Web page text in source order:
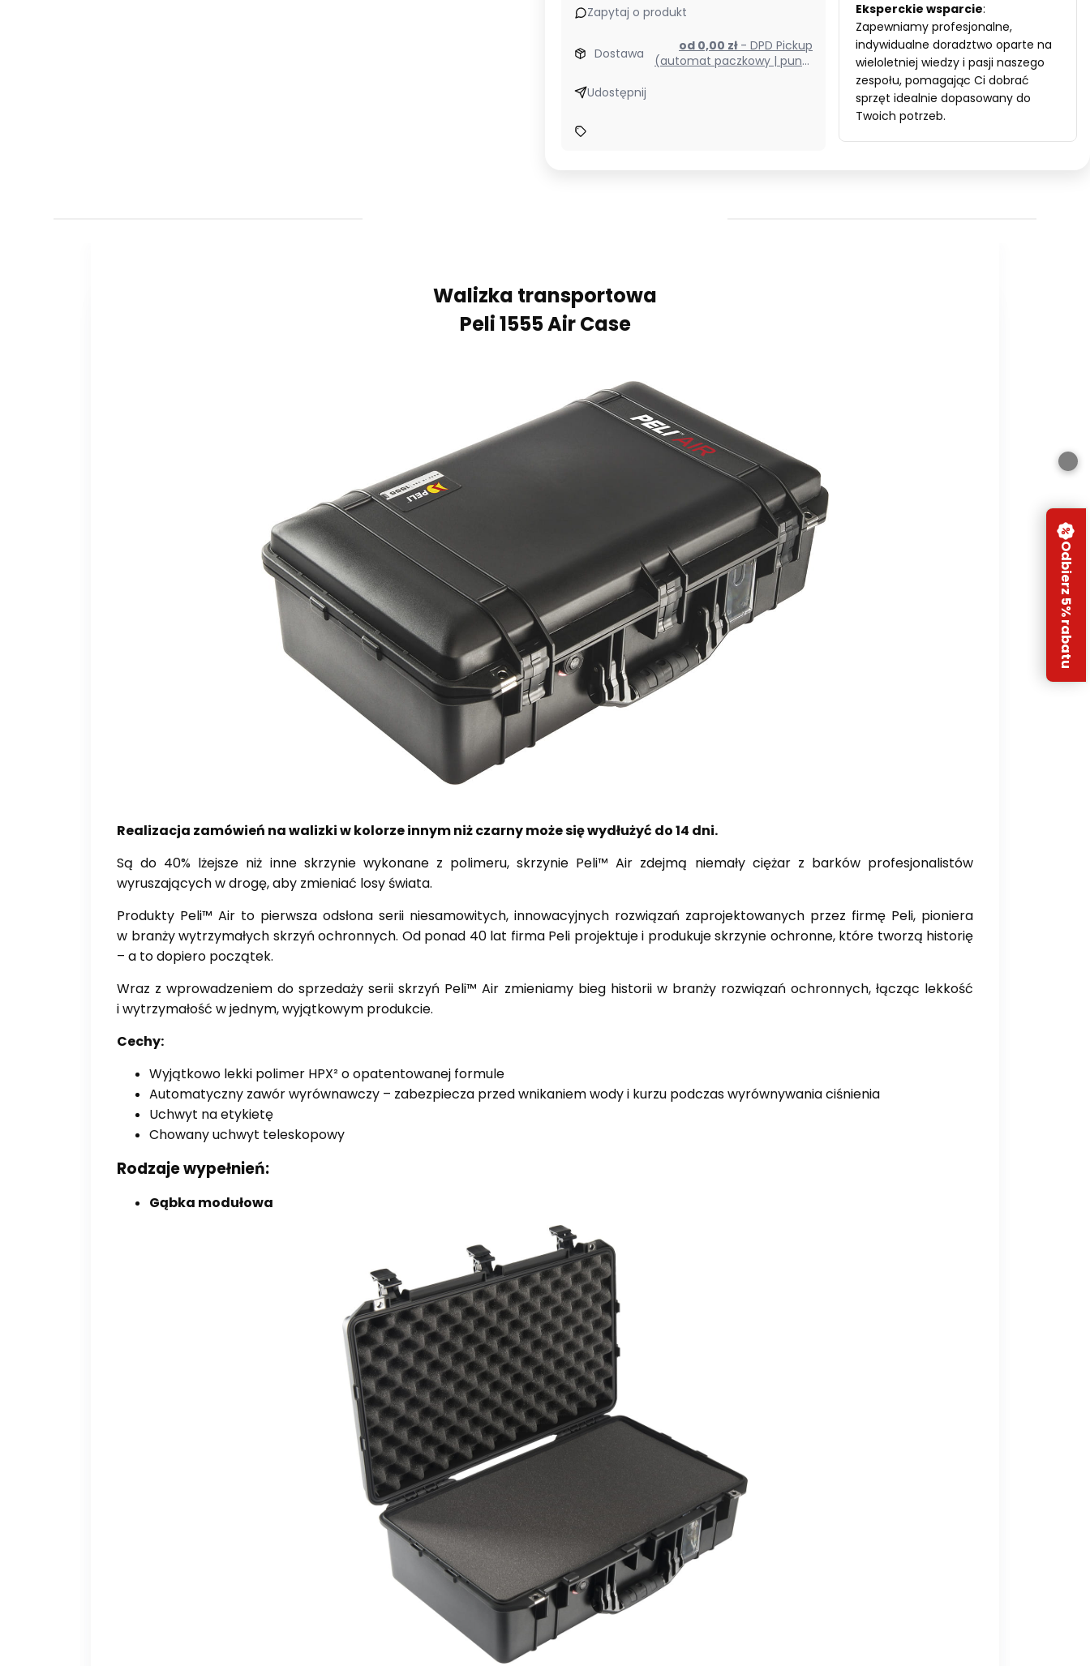
Zapytaj o produkt
Dostawa od 0,00 zł - DPD Pickup
(automat paczkowy | punkt
Udostępnij
Eksperckie wsparcie:
Zapewniamy profesjonalne,
indywidualne doradztwo oparte na
wieloletniej wiedzy i pasji naszego
zespołu, pomagając Ci dobrać
sprzęt idealnie dopasowany do
Twoich potrzeb.
Walizka transportowa
Peli 1555 Air Case
Realizacja zamówień na walizki w kolorze innym niż czarny może się wydłużyć do 14 dni.
Są do 40% lżejsze niż inne skrzynie wykonane z polimeru, skrzynie Peli™ Air zdejmą niemały ciężar z barków profesjonalistów
wyruszających w drogę, aby zmieniać losy świata.
Produkty Peli™ Air to pierwsza odsłona serii niesamowitych, innowacyjnych rozwiązań zaprojektowanych przez firmę Peli, pioniera
w branży wytrzymałych skrzyń ochronnych. Od ponad 40 lat firma Peli projektuje i produkuje skrzynie ochronne, które tworzą historię
– a to dopiero początek.
Wraz z wprowadzeniem do sprzedaży serii skrzyń Peli™ Air zmieniamy bieg historii w branży rozwiązań ochronnych, łącząc lekkość
i wytrzymałość w jednym, wyjątkowym produkcie.
Cechy:
Wyjątkowo lekki polimer HPX² o opatentowanej formule
Automatyczny zawór wyrównawczy – zabezpiecza przed wnikaniem wody i kurzu podczaswyrównywania ciśnienia
Uchwyt na etykietę
Chowany uchwyt teleskopowy
Rodzaje wypełnień:
Gąbka modułowa
Odbierz 5% rabatu